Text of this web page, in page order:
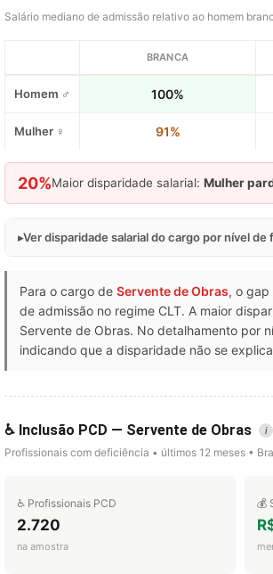
Salário mediano de admissão relativo ao homem
BRANCA
Homem ♂ 100%
Mulher ♀ 91%
20%Maior disparidade salarial: Mulher
Ver disparidade salarial do cargo por nível de
Para o cargo de Servente de Obras, o gap
de admissão no regime CLT. A maior
Servente de Obras. No detalhamento por
indicando que a disparidade não se
♿ Inclusão PCD — Servente de Obras i
Profissionais com deficiência • últimos 12 meses •
♿ Profissionais PCD
2.720
na amostra
💰